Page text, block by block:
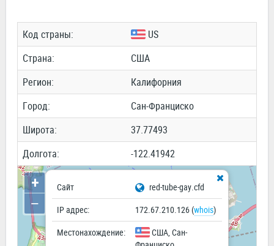
Код страны:
US
Cтрана:
США
Регион:
Калифорния
Город:
Сан-Франциско
Широта:
37.77493
Долгота:
-122.41942
Сайт
red-tube-gay.cfd
IP адрес:
172.67.210.126 (whois)
Местонахождение:
США, Сан-
+
−